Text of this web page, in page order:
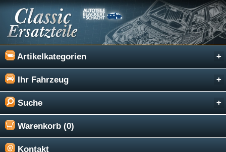
Artikelkategorien
Ihr Fahrzeug
Suche
Warenkorb (0)
Kontakt